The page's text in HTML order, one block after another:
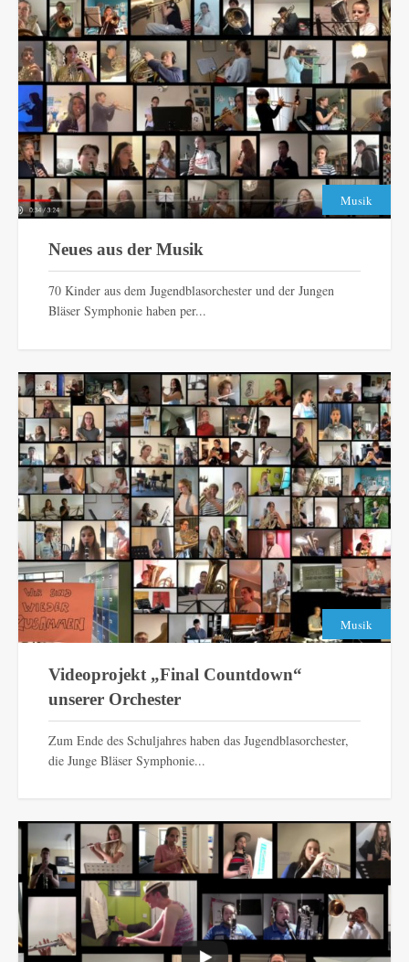
Musik
Neues aus der Musik
70 Kinder aus dem Jugendblasorchester und der Jungen
Bläser Symphonie haben per...
Musik
Videoprojekt „Final Countdown“
unserer Orchester
Zum Ende des Schuljahres haben das Jugendblasorchester,
die Junge Bläser Symphonie...